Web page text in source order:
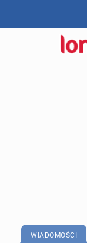
WIADOMOŚCI